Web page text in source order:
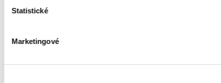
Statistické
Marketingové